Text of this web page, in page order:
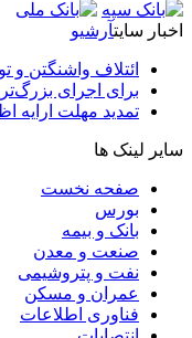
اخبار سایتآرشیو
ائتلاف واشنگتن
برای اجرای
تمدید مهلت ارایه
سایر لینک ها
صفحه نخست
بورس
بانک و بیمه
صنعت و معدن
نفت و پتروشیمی
عمران و مسکن
فناوری اطلاعات